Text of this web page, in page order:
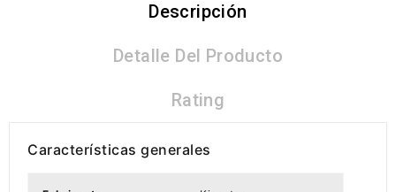
Descripción
Detalle Del Producto
Rating
Características generales